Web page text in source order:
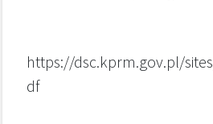
https://dsc.kprm.gov.pl/
df